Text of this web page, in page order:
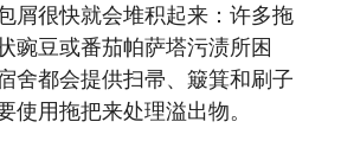
屑很快就会堆积起来：许多拖
豌豆或番茄帕萨塔污渍所困
舍都会提供扫帚、簸箕和刷子
使用拖把来处理溢出物。